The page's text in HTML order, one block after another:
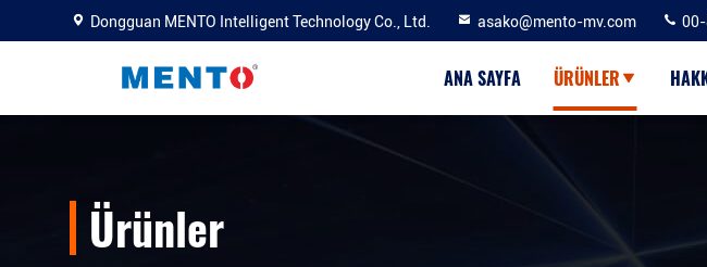
Dongguan MENTO Intelligent Technology Co., Ltd. asako@mento-mv.com
ANA SAYFA ÜRÜNLER
Ürünler